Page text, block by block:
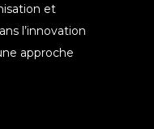
et
l’innovation
approche